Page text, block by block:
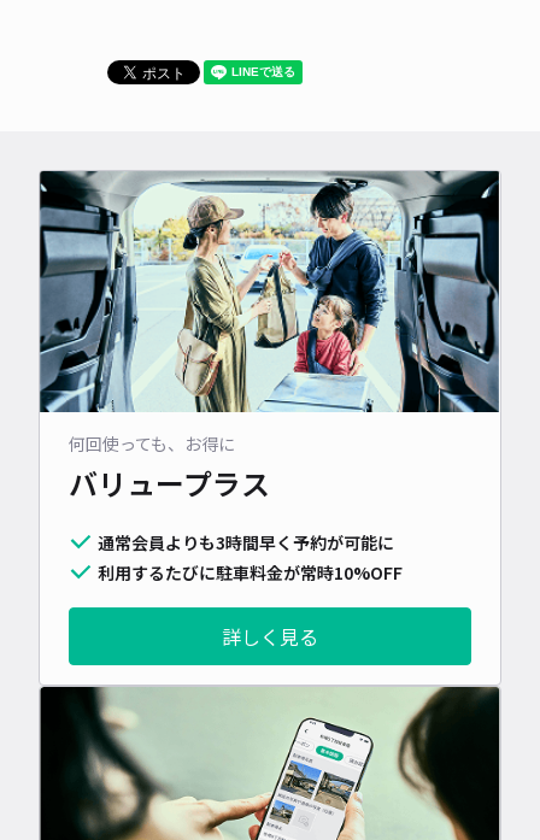
何回使っても、お得に
バリュープラス
通常会員よりも3時間早く予約が可能に
利用するたびに駐車料金が常時10%OFF
詳しく見る